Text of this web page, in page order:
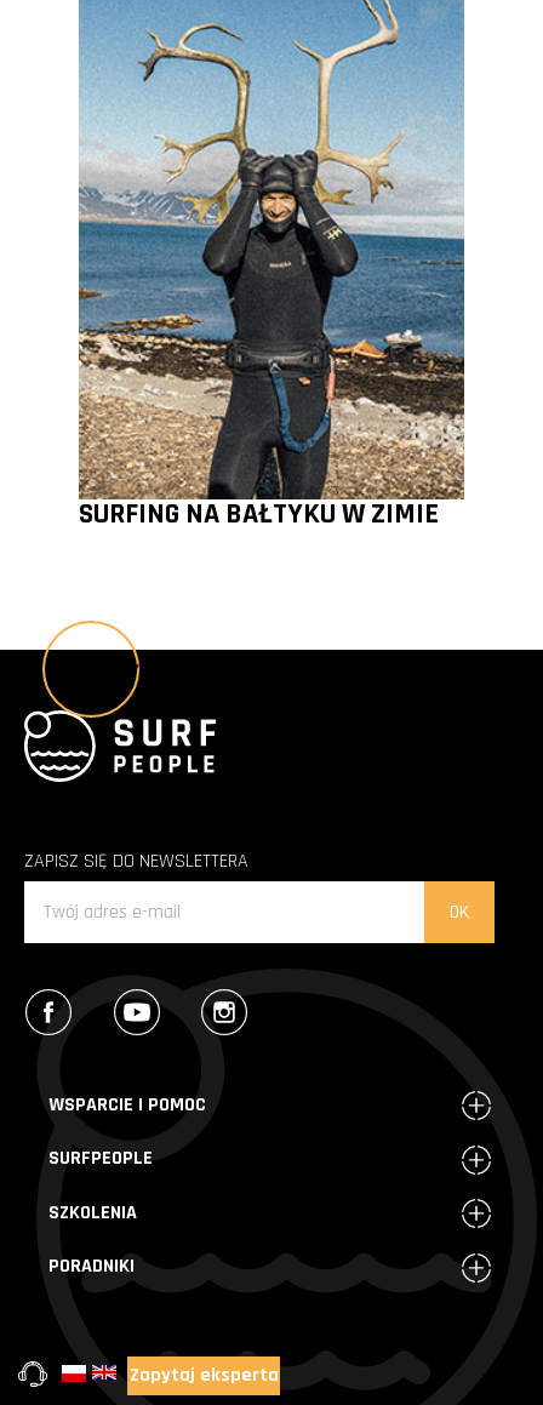
SURFING NA BAŁTYKU W ZIMIE
Wszystkie poradniki
ZAPISZ SIĘ DO NEWSLETTERA
Facebook YouTube Instagram
WSPARCIE I POMOC
SURFPEOPLE
SZKOLENIA
PORADNIKI
+48 720 004 000
Zapytaj eksperta